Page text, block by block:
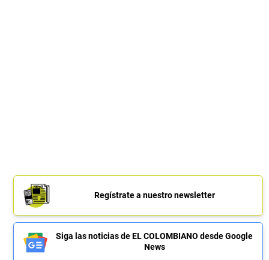
Regístrate a nuestro newsletter
Siga las noticias de EL COLOMBIANO desde Google
News